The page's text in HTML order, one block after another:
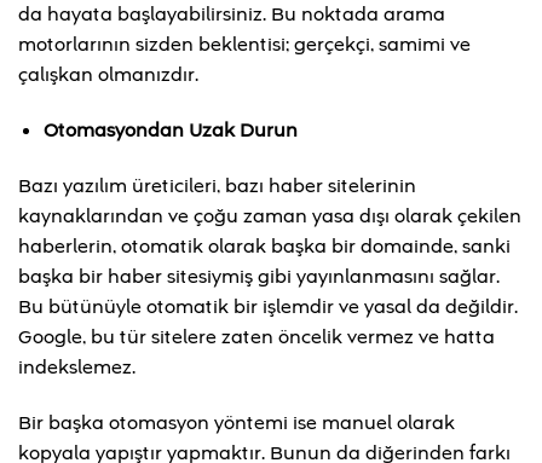
da hayata başlayabilirsiniz. Bu noktada arama
motorlarının sizden beklentisi; gerçekçi, samimi ve
çalışkan olmanızdır.
Otomasyondan Uzak Durun
Bazı yazılım üreticileri, bazı haber sitelerinin
kaynaklarından ve çoğu zaman yasa dışı olarak çekilen
haberlerin, otomatik olarak başka bir domainde, sanki
başka bir haber sitesiymiş gibi yayınlanmasını sağlar.
Bu bütünüyle otomatik bir işlemdir ve yasal da değildir.
Google, bu tür sitelere zaten öncelik vermez ve hatta
indekslemez.
Bir başka otomasyon yöntemi ise manuel olarak
kopyala yapıştır yapmaktır. Bunun da diğerinden farkı